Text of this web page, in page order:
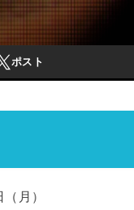
ポスト
月）